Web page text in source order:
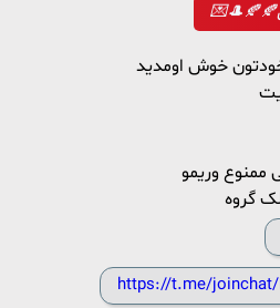
https://t.me/joinchat/